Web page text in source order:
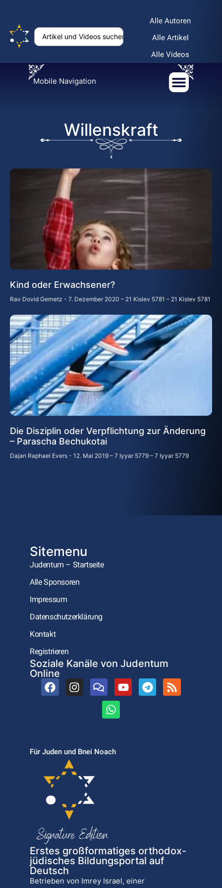
Alle Autoren
Alle Artikel
Alle Videos
Mobile Navigation
Willenskraft
Kind oder Erwachsener?
Rav Dovid Gernetz 7. Dezember 2020 – 21 Kislev 5781 – 21 Kislev 5781
Die Disziplin oder Verpflichtung zur Änderung
– Parascha Bechukotai
Dajan Raphael Evers 12. Mai 2019 – 7 Iyyar 5779 – 7 Iyyar 5779
Sitemenu
Judentum – Startseite
Alle Sponsoren
Impressum
Datenschutzerklärung
Kontakt
Registrieren
Soziale Kanäle von Judentum
Online
Für Juden und Bnei Noach
Erstes großformatiges orthodox-
jüdisches Bildungsportal auf
Deutsch
Betrieben von Imrey Israel, einer